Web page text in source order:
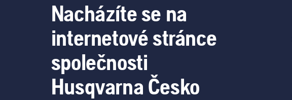
Nacházíte se na
internetové stránce
společnosti
Husqvarna Česko